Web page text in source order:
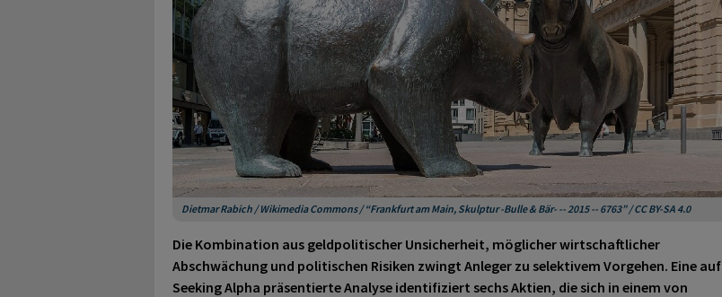
Dietmar Rabich / Wikimedia Commons / “Frankfurt am Main, Skulptur -Bulle & Bär- -- 2015 -- 6763” / CC BY-SA 4.0
Die Kombination aus geldpolitischer Unsicherheit, möglicher wirtschaftlicher
Abschwächung und politischen Risiken zwingt Anleger zu selektivem Vorgehen. Eine auf
Seeking Alpha präsentierte Analyse identifiziert sechs Aktien, die sich in einem von